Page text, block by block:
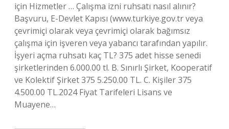
için Hizmetler … Çalışma izni ruhsatı nasıl alınır?
Başvuru, E-Devlet Kapısı (www.turkiye.gov.tr ​​veya
çevrimiçi olarak veya çevrimiçi olarak bağımsız
çalışma için işveren veya yabancı tarafından yapılır.
İşyeri açma ruhsatı kaç TL? 375 adet hisse senedi
şirketlerinden 6.000.00 tl. B. Sınırlı Şirket, Kooperatif
ve Kolektif Şirket 375 5.250.00 TL. C. Kişiler 375
4.500.00 TL.2024 Fiyat Tarifeleri Lisans ve
Muayene…